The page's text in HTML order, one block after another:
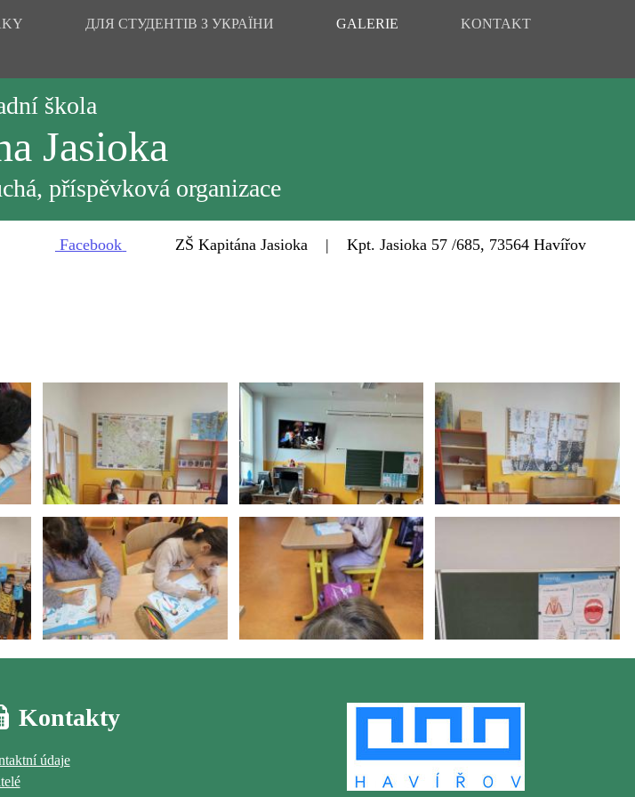
ДЛЯ СТУДЕНТІВ З УКРАЇНИ GALERIE
KONTAKT
škola
Jasioka
příspěvková organizace
Facebook ZŠ Kapitána Jasioka | Kpt. Jasioka 57 /685, 73564 Havířov
Kontakty
údaje